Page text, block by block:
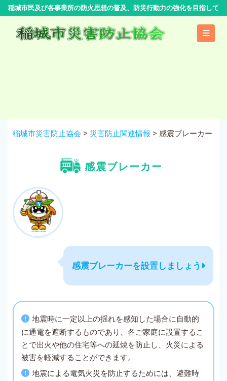
ン
プ
稲城市民及び各事業所の防火思想の普及、防災行動力の強化を目指して
稲城市災害防止協会 > 災害防止関連情報 > 感震ブレーカー
感震ブレーカー
感震ブレーカーを設置しましょう
地震時に一定以上の揺れを感知した場合に自動的
に通電を遮断するものであり、各ご家庭に設置するこ
とで出火や他の住宅等への延焼を防止し、火災による
被害を軽減することができます。
地震による電気火災を防止するためには、避難時